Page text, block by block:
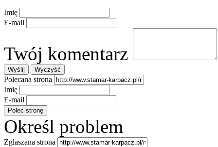
Imię
E-mail
Twój komentarz
Polecana strona
Imię
E-mail
Określ problem
Zgłaszana strona